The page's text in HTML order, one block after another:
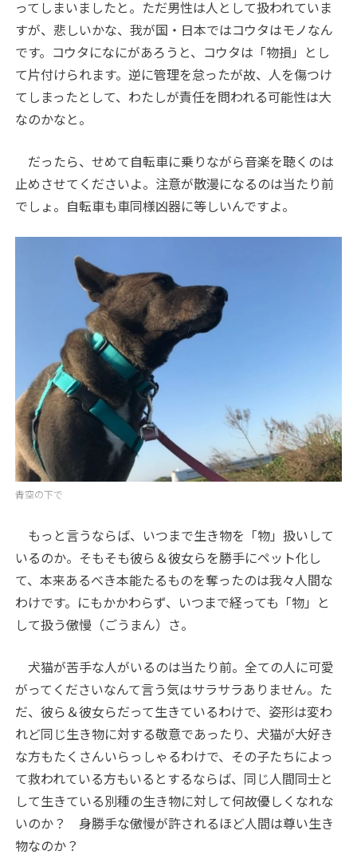
ってしまいましたと。ただ男性は人として扱われていま
すが、悲しいかな、我が国・日本ではコウタはモノなん
です。コウタになにがあろうと、コウタは「物損」とし
て片付けられます。逆に管理を怠ったが故、人を傷つけ
てしまったとして、わたしが責任を問われる可能性は大
なのかなと。
だったら、せめて自転車に乗りながら音楽を聴くのは
止めさせてくださいよ。注意が散漫になるのは当たり前
でしょ。自転車も車同様凶器に等しいんですよ。
青空の下で
もっと言うならば、いつまで生き物を「物」扱いして
いるのか。そもそも彼ら＆彼女らを勝手にペット化し
て、本来あるべき本能たるものを奪ったのは我々人間な
わけです。にもかかわらず、いつまで経っても「物」と
して扱う傲慢（ごうまん）さ。
犬猫が苦手な人がいるのは当たり前。全ての人に可愛
がってくださいなんて言う気はサラサラありません。た
だ、彼ら＆彼女らだって生きているわけで、姿形は変わ
れど同じ生き物に対する敬意であったり、犬猫が大好き
な方もたくさんいらっしゃるわけで、その子たちによっ
て救われている方もいるとするならば、同じ人間同士と
して生きている別種の生き物に対して何故優しくなれな
いのか？ 身勝手な傲慢が許されるほど人間は尊い生き
物なのか？